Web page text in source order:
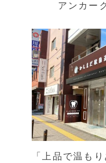
アンカー
「上品で温も